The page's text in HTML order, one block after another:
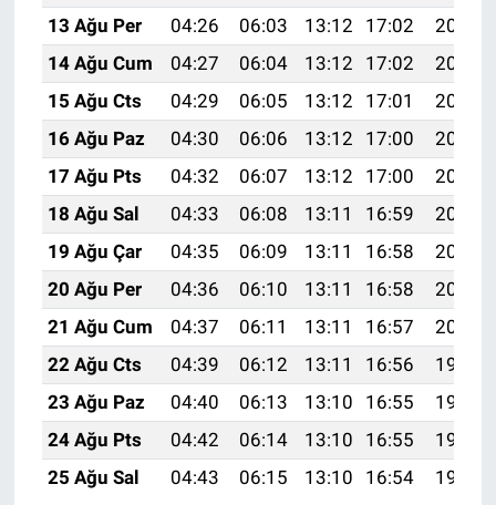
13 Ağu Per
04:26 06:03 13:12 17:02
20:11
14 Ağu Cum
04:27 06:04 13:12 17:02
20:10
15 Ağu Cts
04:29 06:05 13:12 17:01
20:09
16 Ağu Paz
04:30 06:06 13:12 17:00
20:07
17 Ağu Pts
04:32 06:07 13:12 17:00
20:06
18 Ağu Sal
04:33 06:08 13:11 16:59
20:05
19 Ağu Çar
04:35 06:09 13:11 16:58
20:03
20 Ağu Per
04:36 06:10 13:11 16:58
20:02
21 Ağu Cum
04:37 06:11 13:11 16:57
20:00
22 Ağu Cts
04:39 06:12 13:11 16:56
19:59
23 Ağu Paz
04:40 06:13 13:10 16:55
19:57
24 Ağu Pts
04:42 06:14 13:10 16:55
19:56
25 Ağu Sal
04:43 06:15 13:10 16:54 19:54